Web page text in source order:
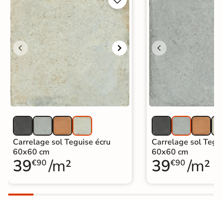
Carrelage sol Teguise écru
60x60 cm
39€90 /m²
Carrelage sol
60x60 cm
39€90 /m²